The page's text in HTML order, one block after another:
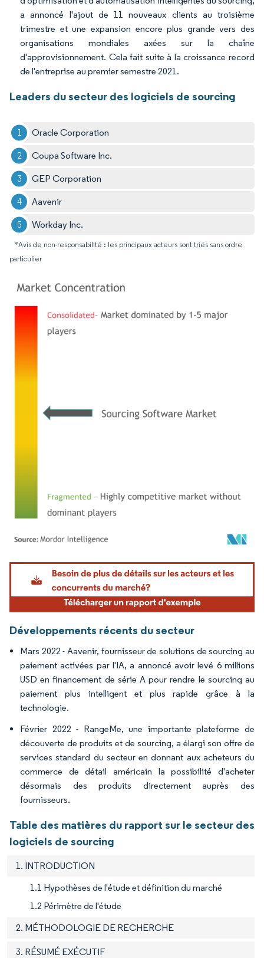
a annoncé l'ajout de 11 nouveaux clients au troisième
trimestre et une expansion encore plus grande vers des
organisations mondiales axées sur la chaîne
d'approvisionnement. Cela fait suite à la croissance record
de l'entreprise au premier semestre 2021.
Leaders du secteur des logiciels de sourcing
Oracle Corporation
Coupa Software Inc.
GEP Corporation
Aavenir
Workday Inc.
*Avis de non-responsabilité : les principaux acteurs sont triés sans ordre
particulier
Image © Mordor Intelligence. La réutilisation nécessite une attribution sous CC BY
Développements récents du secteur
Mars 2022 - Aavenir, fournisseur de solutions de sourcing au
paiement activées par l'IA, a annoncé avoir levé 6 millions
USD en financement de série A pour rendre le sourcing au
paiement plus intelligent et plus rapide grâce à la
technologie.
Février 2022 - RangeMe, une importante plateforme de
découverte de produits et de sourcing, a élargi son offre de
services standard du secteur en donnant aux acheteurs du
commerce de détail américain la possibilité d'acheter
désormais des produits directement auprès des
fournisseurs.
Table des matières du rapport sur le secteur des
logiciels de sourcing
1. INTRODUCTION
1.1 Hypothèses de l'étude et définition du marché
1.2 Périmètre de l'étude
2. MÉTHODOLOGIE DE RECHERCHE
3. RÉSUMÉ EXÉCUTIF